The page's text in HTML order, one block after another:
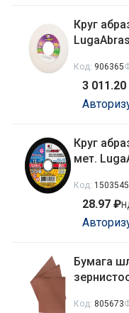
Круг
Код: 906365
3
Круг
мет.
Код: 1503545
28.97 ₽
Бумага
Код: 805673